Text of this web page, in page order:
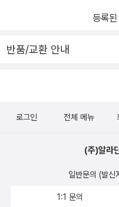
으니까요. 그리고 다시 마술
졌던 여러 것들이 다시 본래 크
멋진 연주로 지역 신문에도
하고 놀림거리가 되던 필립
것은 따뜻한 마음이라는 것을
지 못한단. 꿈은 거창한 것이
아이에게 새로운 경험이 될 수
한눈 한번 안 팔고 끝까지 읽
등록
반품/교환 안내
로그인 전체 메뉴
(주)알라
일반문의 (발신
1:1 문의